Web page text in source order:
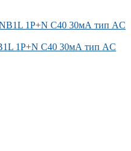
1P+N C40 30мА тип AC